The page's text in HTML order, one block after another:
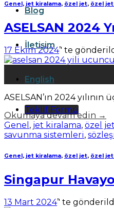
Blog
İletişim
English
Teklif Formu
Genel , jet kiralama, özel jet, özel
ASELSAN 2024
17 Ekim 2024’' te
Eki
ASELSAN’ın 2024
Okumaya devam edin →
Genel , jet kiralama, özel jet
savunma sistemleri,
Genel , jet kiralama, özel jet, özel
Singapur
13 Mart 2024’' te